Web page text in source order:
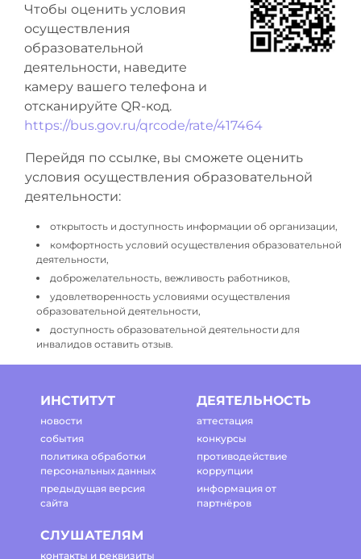
Чтобы оценить условия
осуществления
образовательной
деятельности, наведите
камеру вашего телефона и
отсканируйте QR-код.
https://bus.gov.ru/qrcode/rate/417464
Перейдя по ссылке, вы сможете оценить
условия осуществления образовательной
деятельности:
открытость и доступность информации об организации,
комфортность условий осуществления образовательной
деятельности,
доброжелательность, вежливость работников,
удовлетворенность условиями осуществления
образовательной деятельности,
доступность образовательной деятельности для
инвалидов оставить отзыв.
ИНСТИТУТ
новости
события
политика обработки
персональных данных
предыдущая версия
сайта
ДЕЯТЕЛЬНОСТЬ
аттестация
конкурсы
противодействие
коррупции
информация от
партнёров
СЛУШАТЕЛЯМ
контакты и реквизиты